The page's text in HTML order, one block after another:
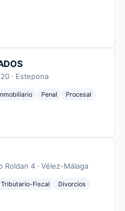
· Estepona
Penal Procesal
Roldan 4 · Vélez-Málaga
Tributario-Fiscal Divorcios